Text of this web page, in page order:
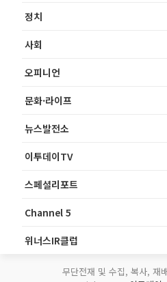
정치
사회
오피니언
문화·라이프
뉴스발전소
이투데이TV
스페셜리포트
Channel 5
위너스IR클럽
무단전재 및 수집, 복사, 재